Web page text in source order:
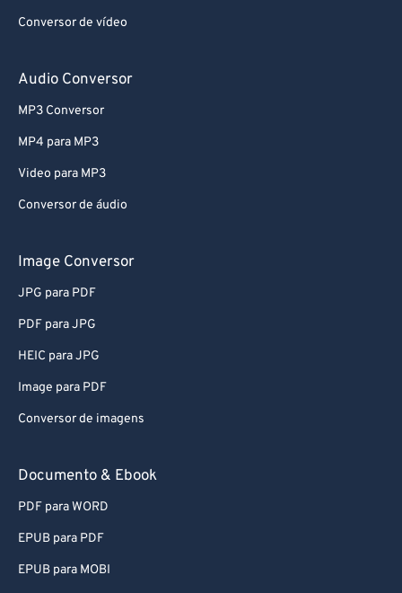
Conversor de vídeo
Audio Conversor
MP3 Conversor
MP4 para MP3
Video para MP3
Conversor de áudio
Image Conversor
JPG para PDF
PDF para JPG
HEIC para JPG
Image para PDF
Conversor de imagens
Documento & Ebook
PDF para WORD
EPUB para PDF
EPUB para MOBI